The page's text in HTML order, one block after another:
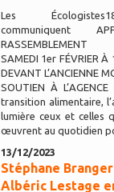
Les
communiquent
RASSEMBLEMENT
SAMEDI 1er FÉVRIER À
DEVANT L’ANCIENNE
SOUTIEN À
transition alimentaire,
lumière ceux et celles
œuvrent au quotidien
13/12/2023
Stéphane
Albéric Lestage